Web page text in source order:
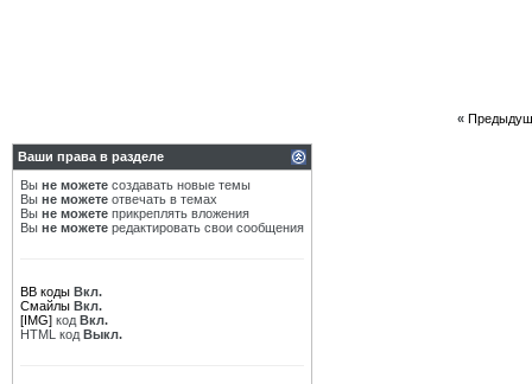
«
Ваши права в разделе
Вы не можете создавать новые темы
Вы не можете отвечать в темах
Вы не можете прикреплять вложения
Вы не можете редактировать свои сообщения
BB коды Вкл.
Смайлы Вкл.
[IMG] код Вкл.
HTML код Выкл.